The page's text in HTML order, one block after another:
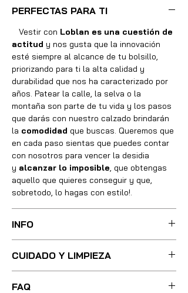
PERFECTAS PARA TI
Vestir con Loblan es una cuestión de
actitud y nos gusta que la innovación
esté siempre al alcance de tu bolsillo,
priorizando para ti la alta calidad y
durabilidad que nos ha caracterizado por
años. Patear la calle, la selva o la
montaña son parte de tu vida y los pasos
que darás con nuestro calzado brindarán
la comodidad que buscas. Queremos que
en cada paso sientas que puedes contar
con nosotros para vencer la desidia
y alcanzar lo imposible, que obtengas
aquello que quieres conseguir y que,
sobretodo, lo hagas con estilo!.
INFO
confeccionadas con las mejores técnicas
y métodos, integrando absolutamente
todos los materiales necesarios de óptima
CUIDADO Y LIMPIEZA
utilizar poca agua tibia y un cepillo de
FAQ